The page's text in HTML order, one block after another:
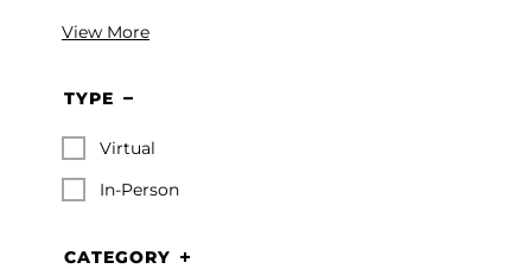
View More
TYPE
Virtual
In-Person
CATEGORY